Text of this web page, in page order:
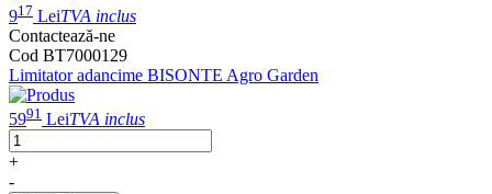
917 LeiTVA inclus
Contactează-ne
Cod BT7000129
Limitator adancime BISONTE Agro Garden
5991 LeiTVA inclus
+
-